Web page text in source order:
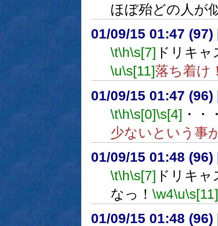
ほぼ殆どの人が
01/09/15 01:47 (97)
\t\h\s[7] ドリキ
\u\s[11]落ち着け
01/09/15 01:47 (96)
\t\h\s[0]\s[4] ・・
少ないという事
01/09/15 01:48 (96)
\t\h\s[7] ドリキ
なっ！ \w4\u\s[11]
01/09/15 01:48 (96)